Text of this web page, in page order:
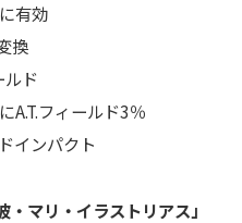
有効
換
ルド
フィールド3％
インパクト
マリ・イラストリアス」